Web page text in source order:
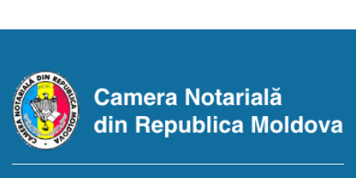
nu este cunoscută, despre deschiderea procedurii